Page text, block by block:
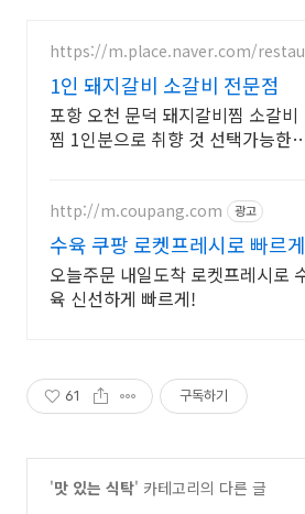
https://m.place.naver.com/
1인 돼지갈비 소갈비 전문점
포항 오천 문덕 돼지갈비찜 소갈비
찜 1인분으로 취향 것 선택가능한
http://m.coupang.com 광고
수육 쿠팡 로켓프레시로 빠르게
오늘주문 내일도착 로켓프레시로
육 신선하게 빠르게!
61 구독하기
'맛 있는 식탁' 카테고리의 다른 글